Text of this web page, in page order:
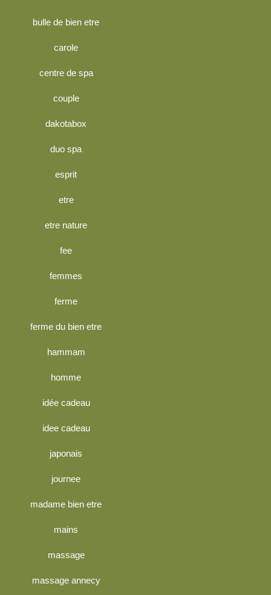
bulle de bien etre
carole
centre de spa
couple
dakotabox
duo spa
esprit
etre
etre nature
fee
femmes
ferme
ferme du bien etre
hammam
homme
idée cadeau
idee cadeau
japonais
journee
madame bien etre
mains
massage
massage annecy